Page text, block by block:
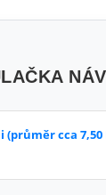
(průměr cca 7,50